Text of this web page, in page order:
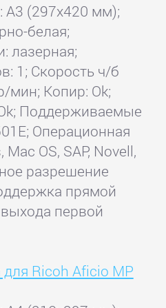
(297x420 мм);
белая;
лазерная;
1; Скорость ч/б
мин; Копир: Ok;
Поддерживаемые
Операционная
OS, SAP, Novell,
разрешение
прямой
первой
Ricoh Aficio MP